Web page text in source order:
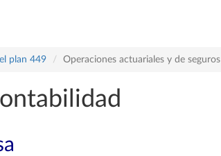
plan 449 Operaciones actuariales y de seguros